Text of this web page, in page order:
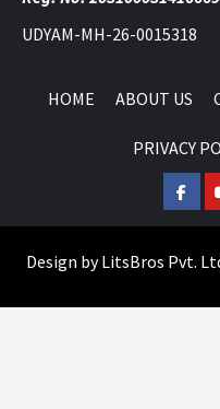
UDYAM-MH-26-0015318
HOME ABOUT US
PRIVACY
Design byLitsBros Pvt.